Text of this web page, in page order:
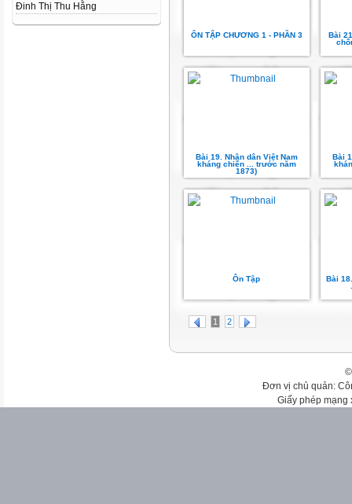
Đinh Thị Thu Hằng
ÔN TẬP CHƯƠNG 1 - PHẦN 3
Bài
Bài 19. Nhân dân Việt Nam
kháng chiến ... trước năm
1873)
Bài
Ôn Tập
Bài
1 2
Đơn vị chủ quản:
Giấy phép mạng